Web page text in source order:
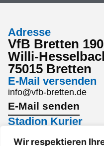
Wir respektieren
Adresse
VfB Bretten
Willi-
75015 Bretten
E-Mail versenden
info@vfb-bretten.de
E-Mail senden
Stadion Kurier